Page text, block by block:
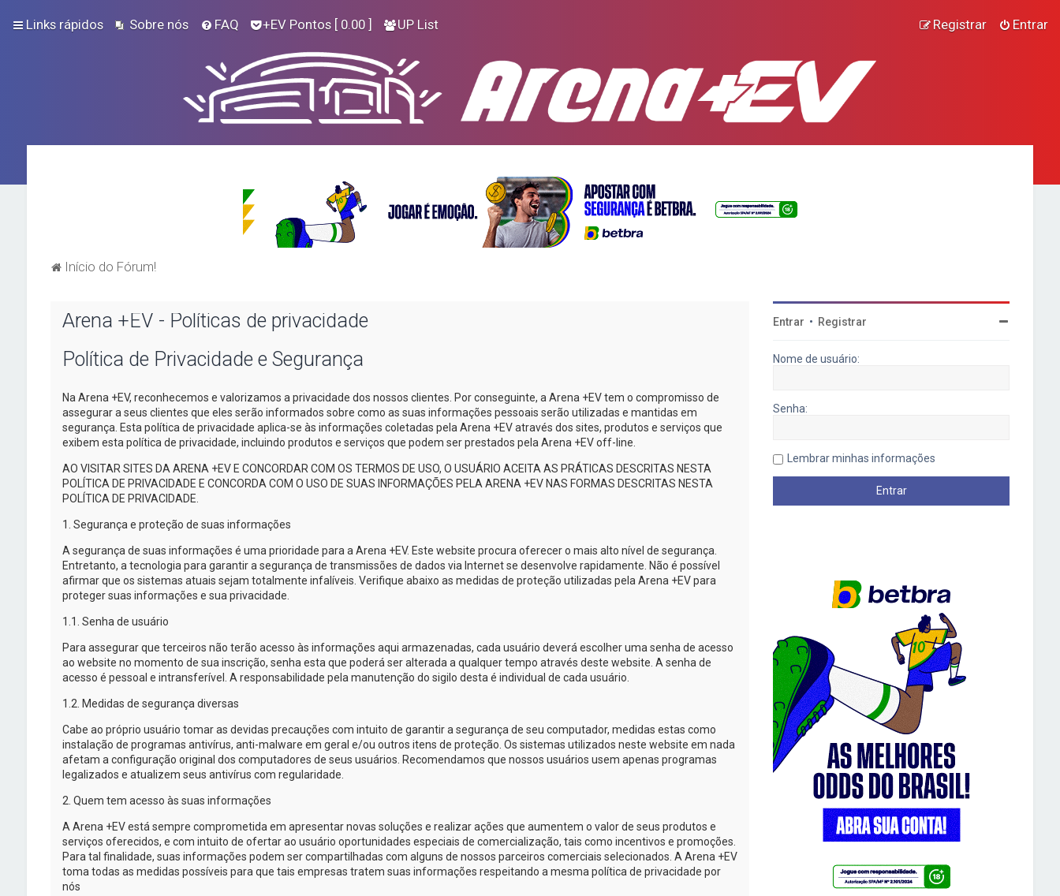
Links rápidos Sobre nós FAQ +EV Pontos [ 0.00 ] UP List Entrar
Registrar
Início do Fórum!
Arena +EV - Políticas de privacidade
Política de Privacidade e Segurança
Na Arena +EV, reconhecemos e valorizamos a privacidade dos nossos clientes. Por conseguinte, a Arena +EVtem o compromisso de
assegurar a seus clientes que eles serão informados sobre como as suas informações pessoais serão utilizadas e mantidas em
segurança. Esta política de privacidade aplica-se às informações coletadas pela Arena +EVatravés dos sites, produtos e serviços que
exibem esta política de privacidade, incluindo produtos e serviços que podem ser prestados pela Arena +EVoff-line.
AO VISITAR SITES DA ARENA +EV E CONCORDAR COM OS TERMOS DE USO, O USUÁRIO ACEITA AS PRÁTICAS DESCRITAS NESTA
POLÍTICA DE PRIVACIDADE E CONCORDA COM O USO DE SUAS INFORMAÇÕES PELA ARENA +EV NAS FORMAS DESCRITAS NESTA
POLÍTICA DE PRIVACIDADE.
1. Segurança e proteção de suas informações
A segurança de suas informações é uma prioridade para a Arena +EV. Este website procura oferecer o mais alto nível de segurança.
Entretanto, a tecnologia para garantir a segurança de transmissões de dados via Internet se desenvolve rapidamente. Não é possível
afirmar que os sistemas atuais sejam totalmente infalíveis. Verifique abaixo as medidas de proteção utilizadas pela Arena +EVpara
proteger suas informações e sua privacidade.
1.1. Senha de usuário
Para assegurar que terceiros não terão acesso às informações aqui armazenadas, cada usuário deverá escolher uma senha de acesso
ao website no momento de sua inscrição, senha esta que poderá ser alterada a qualquer tempo através deste website. A senha de
acesso é pessoal e intransferível. A responsabilidade pela manutenção do sigilo desta é individual de cada usuário.
1.2. Medidas de segurança diversas
Cabe ao próprio usuário tomar as devidas precauções com intuito de garantir a segurança de seu computador, medidas estas como
instalação de programas antivírus, anti-malware em geral e/ou outros itens de proteção. Os sistemas utilizados neste website em nada
afetam a configuração original dos computadores de seus usuários. Recomendamos que nossos usuários usem apenas programas
legalizados e atualizem seus antivírus com regularidade.
2. Quem tem acesso às suas informações
A Arena +EVestá sempre comprometida em apresentar novas soluções e realizar ações que aumentem o valor de seus produtos e
serviços oferecidos, e com intuito de ofertar ao usuário oportunidades especiais de comercialização, tais como incentivos e promoções.
Para tal finalidade, suas informações podem ser compartilhadas com alguns de nossos parceiros comerciais selecionados. A Arena +EV
toma todas as medidas possíveis para que tais empresas tratem suas informações respeitando a mesma política de privacidade por
nós
Entrar • Registrar
Nome de usuário:
Senha:
Lembrar minhas informações